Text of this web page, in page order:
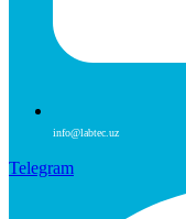
info@labtec.uz
Telegram